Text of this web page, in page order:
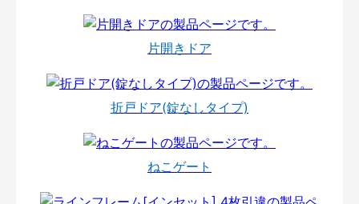
片開きドア
折戸ドア(錠なしタイプ)
ねこゲート